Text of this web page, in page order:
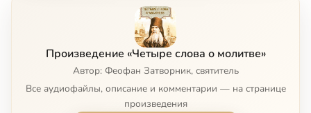
Произведение «Четыре слова о молитве»
Автор: Феофан Затворник, святитель
Все аудиофайлы, описание и комментарии — на странице
произведения